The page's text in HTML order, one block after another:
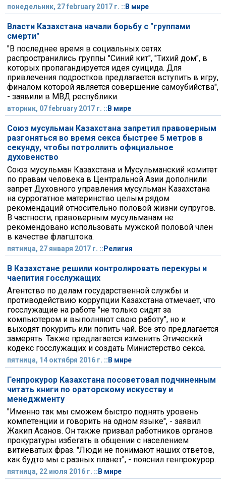
понедельник, 27 february 2017 г. :: В мире
Власти Казахстана начали борьбу с "группами
смерти"
"В последнее время в социальных сетях
распространились группы "Синий кит", "Тихий дом", в
которых пропагандируется идея суицида. Для
привлечения подростков предлагается вступить в игру,
финалом которой является совершение самоубийства",
- заявили в МВД республики.
вторник, 07 february 2017 г. :: В мире
Союз мусульман Казахстана запретил правоверным
разгоняться во время секса быстрее 5 метров в
секунду, чтобы потроллить официальное
духовенство
Союз мусульман Казахстана и Мусульманский комитет
по правам человека в Центральной Азии дополнили
запрет Духовного управления мусульман Казахстана
на суррогатное материнство целым рядом
рекомендаций относительно половой жизни супругов.
В частности, правоверным мусульманам не
рекомендовано использовать мужской половой член
в качестве флагштока.
пятница, 27 января 2017 г. :: Религия
В Казахстане решили контролировать перекуры и
чаепития госслужащих
Агентство по делам государственной службы и
противодействию коррупции Казахстана отмечает, что
госслужащие на работе "не только сидят за
компьютером и выполняют свою работу", но и
выходят покурить или попить чай. Все это предлагается
замерять. Также предлагается изменить Этический
кодекс госслужащих и создать Министерство секса.
пятница, 14 октября 2016 г. :: В мире
Генпрокурор Казахстана посоветовал подчиненным
читать книги по ораторскому искусству и
менеджменту
"Именно так мы сможем быстро поднять уровень
компетенции и говорить на одном языке", - заявил
Жакип Асанов. Он также призвал работников органов
прокуратуры избегать в общении с населением
витиеватых фраз. "Люди не понимают наших ответов,
как будто мы с разных планет", - пояснил генпрокурор.
пятница, 22 июля 2016 г. :: В мире